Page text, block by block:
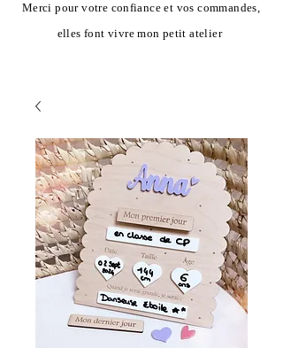
Merci pour votre confiance et vos commandes,
elles font vivre mon petit atelier